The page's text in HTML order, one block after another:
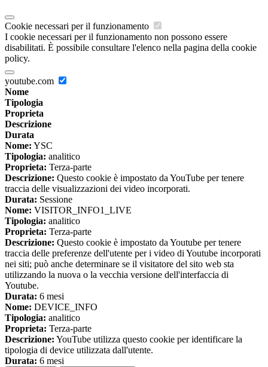
Cookie necessari per il funzionamento
I cookie necessari per il funzionamento non possono essere
disabilitati. È possibile consultare l'elenco nella pagina della cookie
policy.
youtube.com
Nome
Tipologia
Proprieta
Descrizione
Durata
Nome: YSC
Tipologia: analitico
Proprieta: Terza-parte
Descrizione: Questo cookie è impostato da YouTube per tenere
traccia delle visualizzazioni dei video incorporati.
Durata: Sessione
Nome: VISITOR_INFO1_LIVE
Tipologia: analitico
Proprieta: Terza-parte
Descrizione: Questo cookie è impostato da Youtube per tenere
traccia delle preferenze dell'utente per i video di Youtube incorporati
nei siti; può anche determinare se il visitatore del sito web sta
utilizzando la nuova o la vecchia versione dell'interfaccia di
Youtube.
Durata: 6 mesi
Nome: DEVICE_INFO
Tipologia: analitico
Proprieta: Terza-parte
Descrizione: YouTube utilizza questo cookie per identificare la
tipologia di device utilizzata dall'utente.
Durata: 6 mesi